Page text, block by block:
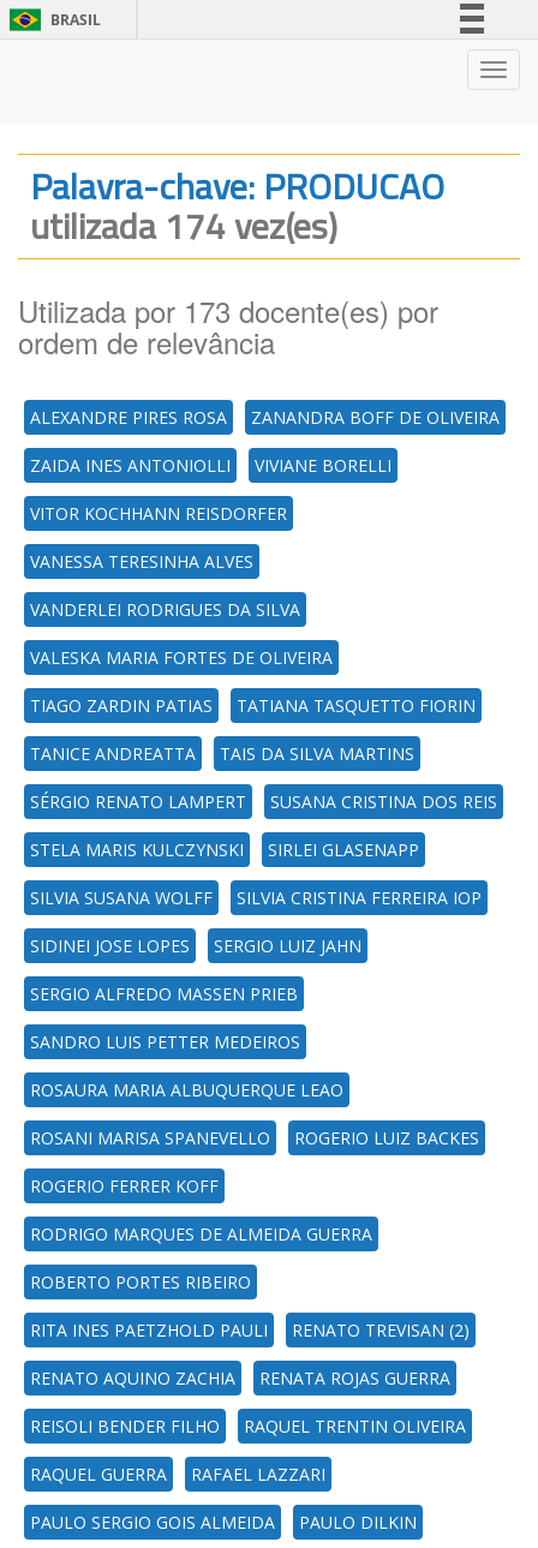
BRASIL
Legislação
Palavra-chave: PRODUCAO
utilizada 174 vez(es)
Utilizada por 173 docente(es) por
ordem de relevância
ALEXANDRE PIRES ROSA ZANANDRA BOFF DE OLIVEIRA
ZAIDA INES ANTONIOLLI VIVIANE BORELLI
VITOR KOCHHANN REISDORFER
VANESSA TERESINHA ALVES
VANDERLEI RODRIGUES DA SILVA
VALESKA MARIA FORTES DE OLIVEIRA
TIAGO ZARDIN PATIAS TATIANA TASQUETTO FIORIN
TANICE ANDREATTA TAIS DA SILVA MARTINS
SÉRGIO RENATO LAMPERT SUSANA CRISTINA DOS REIS
STELA MARIS KULCZYNSKI SIRLEI GLASENAPP
SILVIA SUSANA WOLFF SILVIA CRISTINA FERREIRA IOP
SIDINEI JOSE LOPES SERGIO LUIZ JAHN
SERGIO ALFREDO MASSEN PRIEB
SANDRO LUIS PETTER MEDEIROS
ROSAURA MARIA ALBUQUERQUE LEAO
ROSANI MARISA SPANEVELLO ROGERIO LUIZ BACKES
ROGERIO FERRER KOFF
RODRIGO MARQUES DE ALMEIDA GUERRA
ROBERTO PORTES RIBEIRO
RITA INES PAETZHOLD PAULI RENATO TREVISAN (2)
RENATO AQUINO ZACHIA RENATA ROJAS GUERRA
REISOLI BENDER FILHO RAQUEL TRENTIN OLIVEIRA
RAQUEL GUERRA RAFAEL LAZZARI
PAULO SERGIO GOIS ALMEIDA PAULO DILKIN